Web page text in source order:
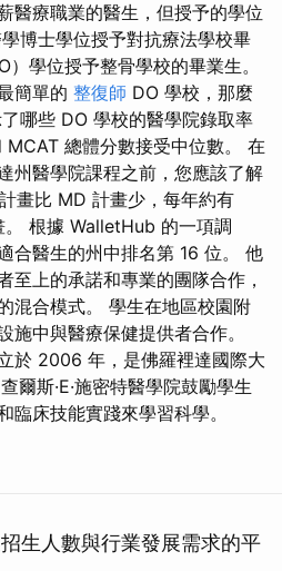
醫療職業的醫生，但授予的學位
博士學位授予對抗療法學校畢
學位授予整骨學校的畢業生。
簡單的 整復師 DO 學校，那麼
哪些 DO 學校的醫學院錄取率
MCAT 總體分數接受中位數。 在
州醫學院課程之前，您應該了解
畫比 MD 計畫少，每年約有
根據 WalletHub 的一項調
合醫生的州中排名第 16 位。 他
至上的承諾和專業的團隊合作，
混合模式。 學生在地區校園附
施中與醫療保健提供者合作。
於 2006 年，是佛羅裡達國際大
爾斯·E·施密特醫學院鼓勵學生
臨床技能實踐來學習科學。
生人數與行業發展需求的平